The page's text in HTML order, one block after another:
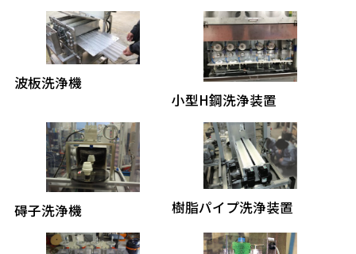
波板洗浄機
小型H鋼洗浄装置
碍子洗浄機 樹脂パイプ洗浄装置